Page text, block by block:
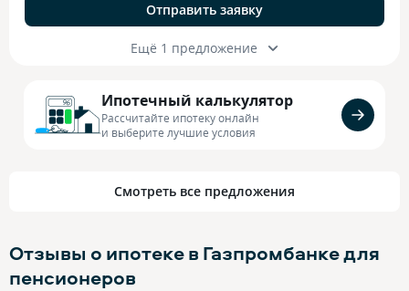
Отправить заявку
Ещё 1 предложение
Ипотечный калькулятор
Рассчитайте ипотеку онлайн
и выберите лучшие условия
Смотреть все предложения
Отзывы о ипотеке в Газпромбанке для
пенсионеров